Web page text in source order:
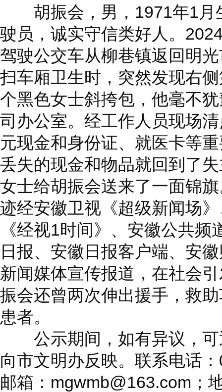
胡振会，男，1971年1月
驶员，诚实守信类好人。
驾驶公交车从柳巷镇返回明
扫车厢卫生时，突然发现右
个黑色女士斜挎包，他毫不
司办公室。经工作人员现场
元现金和身份证、就医卡等
丢失的现金和物品就回到了
女士给胡振会送来了一面锦
迹经安徽卫视《超级新闻场
《经视1时间》、安徽公共
日报、安徽日报客户端、安
新闻媒体宣传报道，在社会
振会还曾两次伸出援手，救
患者。
公示期间，如有异议，可
向市文明办反映。联系电话
邮箱：mgwmb@163.com；